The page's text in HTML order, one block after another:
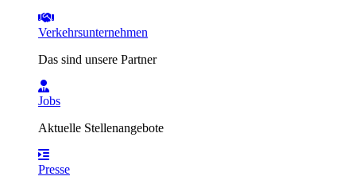
Verkehrsunternehmen
Das sind unsere Partner
Jobs
Aktuelle Stellenangebote
Presse